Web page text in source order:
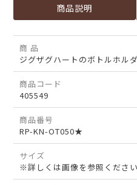
商品説明
商 品
ジグザグハートのボトルホル
商品コード
405549
商品番号
RP-KN-OT050★
サイズ
※詳しくは画像を参照ください